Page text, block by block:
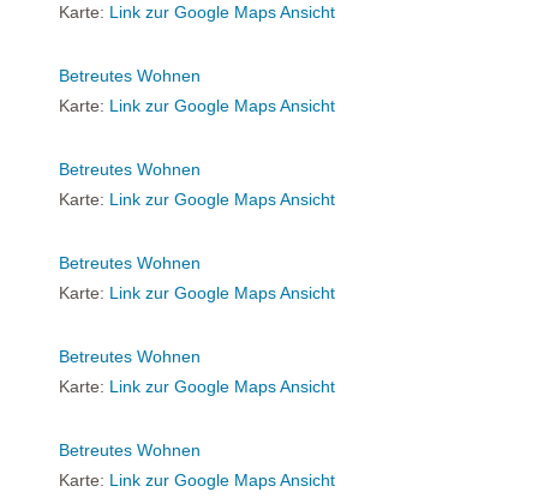
Karte: Link zur Google Maps Ansicht
Betreutes Wohnen
Karte: Link zur Google Maps Ansicht
Betreutes Wohnen
Karte: Link zur Google Maps Ansicht
Betreutes Wohnen
Karte: Link zur Google Maps Ansicht
Betreutes Wohnen
Karte: Link zur Google Maps Ansicht
Betreutes Wohnen
Karte: Link zur Google Maps Ansicht